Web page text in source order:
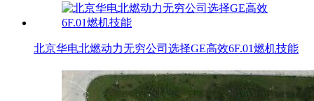
北京华电北燃动力无穷公司选择GE高效6F.01燃机技能